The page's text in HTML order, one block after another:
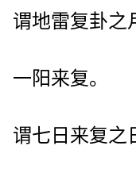
谓地雷复卦之
一阳来复。
谓七日来复之